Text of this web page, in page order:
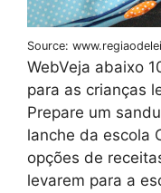
Source:
WebVeja abaixo
para as crianças
Prepare um
lanche da escola
opções de
levarem para a